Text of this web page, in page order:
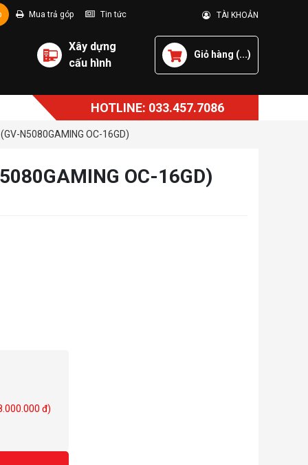
Mua trả góp Tin tức TÀI KHOẢN
Xây dựng
cấu hình
Giỏ hàng (...)
HOTLINE: 033.457.7086
N5080GAMING OC-16GD)
OC-16GD)
đ)